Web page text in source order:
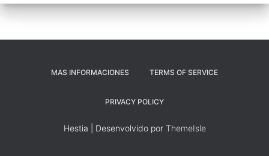
MAS INFORMACIONES TERMS OF SERVICE
PRIVACY POLICY
Hestia | Desenvolvido por ThemeIsle